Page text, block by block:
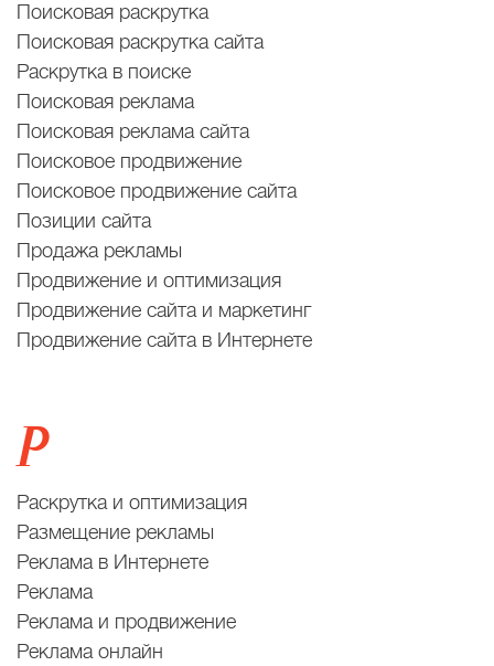
Поисковая раскрутка
Поисковая раскрутка сайта
Раскрутка в поиске
Поисковая реклама
Поисковая реклама сайта
Поисковое продвижение
Поисковое продвижение сайта
Позиции сайта
Продажа рекламы
Продвижение и оптимизация
Продвижение сайта и маркетинг
Продвижение сайта в Интернете
Р
Раскрутка и оптимизация
Размещение рекламы
Реклама в Интернете
Реклама
Реклама и продвижение
Реклама онлайн